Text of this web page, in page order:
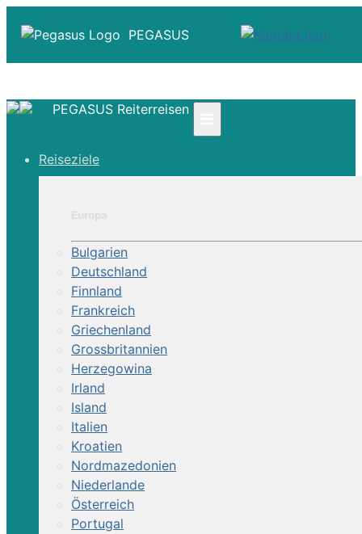
PEGASUS
☎ Deutschland 0800 - 505 18 01
Über Uns
PEGASUS Reiterreisen
Reiseziele
Bulgarien
Deutschland
Finnland
Frankreich
Griechenland
Grossbritannien
Herzegowina
Irland
Island
Italien
Kroatien
Nordmazedonien
Niederlande
Österreich
Portugal